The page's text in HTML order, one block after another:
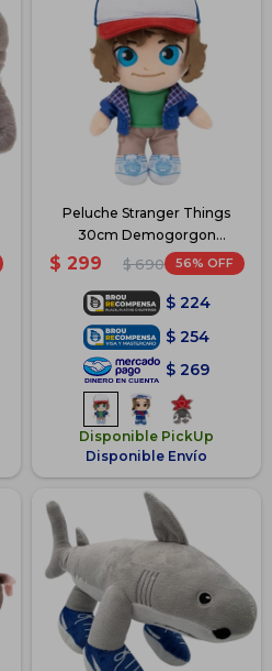
Peluche Stranger Things
30cm Demogorgon
Personajes - 1
$ 299 $ 690 56
$ 224
$ 254
$ 269
Disponible PickUp
Disponible Envío